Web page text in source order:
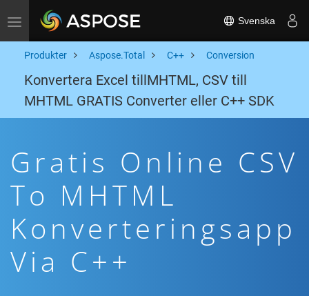
Toggle navigation Svenska
Produkter Aspose.Total C++ Conversion
Konvertera Excel tillMHTML, CSV till
MHTML GRATIS Converter eller C++ SDK
Gratis Online CSV
To MHTML
Konverteringsapp
Via C++